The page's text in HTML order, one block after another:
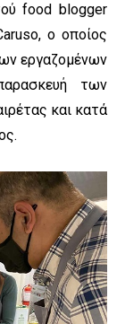
food blogger
ο οποίος
εργαζομένων
των
και κατά